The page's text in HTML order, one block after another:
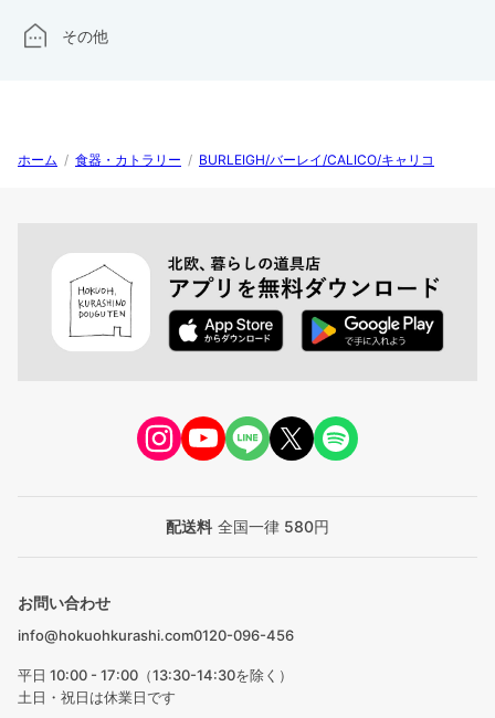
その他
ホーム / 食器・カトラリー / BURLEIGH/バーレイ/CALICO/キャリコ
配送料 全国一律 580円
お問い合わせ
info@hokuohkurashi.com0120-096-456
平日 10:00 - 17:00（13:30-14:30を除く）
土日・祝日は休業日です